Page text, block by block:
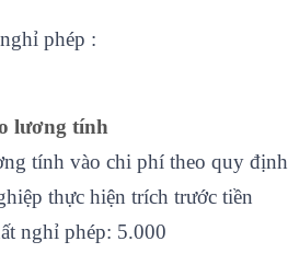
xuất nghỉ phép :
lương tính
tính vào chi phí theo quy định
thực hiện trích trước tiền
nghỉ phép: 5.000